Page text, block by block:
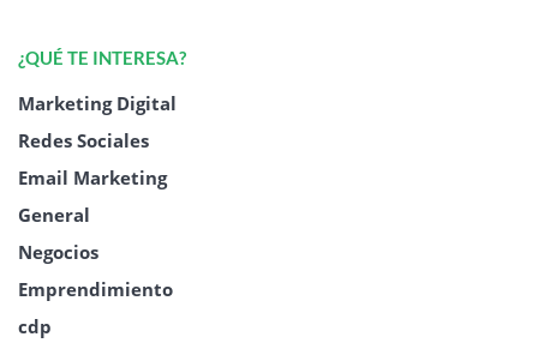
¿QUÉ TE INTERESA?
Marketing Digital
Redes Sociales
Email Marketing
General
Negocios
Emprendimiento
cdp